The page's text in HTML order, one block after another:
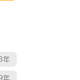
年
年